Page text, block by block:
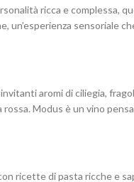
ricca e complessa,
sensoriale
aromi di ciliegia,
Modus è un vino
ricette di pasta ricche e